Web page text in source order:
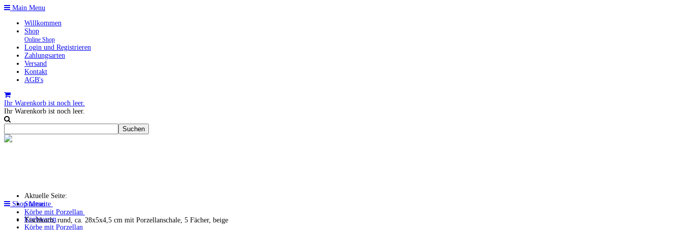
Main Menu
Willkommen
Shop
Online Shop
Login und Registrieren
Zahlungsarten
Versand
Kontakt
AGB's
Ihr Warenkorb ist noch leer.
Ihr Warenkorb ist noch leer.
Shop Menu
Korbwaren
Körbe mit Porzellan
Aktuelle Seite:
Startseite
Körbe mit Porzellan
Tischkorb, rund, ca. 28x5x4,5 cm mit Porzellanschale, 5 Fächer, beige